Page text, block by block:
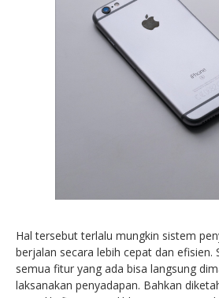
Hal tersebut terlalu mungkin sistem
berjalan secara lebih cepat dan efisien.
semua fitur yang ada bisa langsung
laksanakan penyadapan. Bahkan